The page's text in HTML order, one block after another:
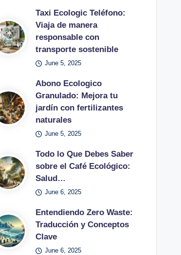
Taxi Ecologic Teléfono:
Viaja de manera
responsable con
transporte sostenible
June 5, 2025
Abono Ecologico
Granulado: Mejora tu
jardín con fertilizantes
naturales
June 5, 2025
Todo lo Que Debes Saber
sobre el Café Ecológico:
Salud…
June 6, 2025
Entendiendo Zero Waste:
Traducción y Conceptos
Clave
June 6, 2025